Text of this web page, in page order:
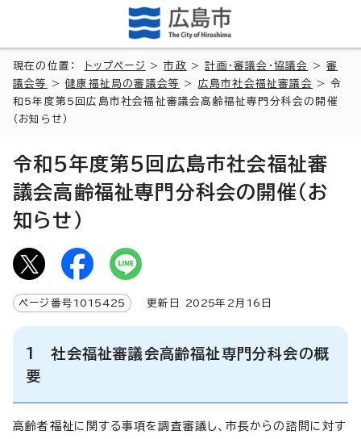
現在の位置： トップページ >市政 >計画・審議会・協議会 >審
議会等
>健康福祉局の審議会等 > 広島市社会福祉審議会
> 令
和5年度第5回広島市社会福祉審議会高齢福祉専門分科会の開催
（お知らせ）
令和5年度第5回広島市社会福祉審
議会高齢福祉専門分科会の開催（お
知らせ）
ページ番号 1015425 更新日 2025年2月 16 日
1 社会福祉審議会高齢福祉専門分科会の概
要
高齢者福祉に関する事項を調査審議し、市長からの諮問に対す